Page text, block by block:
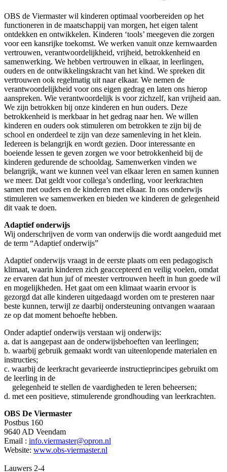
OBS de Viermaster wil kinderen optimaal voorbereiden op het
functioneren in de maatschappij van morgen, het eigen talent
ontdekken en ontwikkelen. Kinderen ‘tools’ meegeven die zorgen
voor een kansrijke toekomst. We werken vanuit onze kernwaarden
vertrouwen, verantwoordelijkheid, vrijheid, betrokkenheid en
samenwerking. We hebben vertrouwen in elkaar, in leerlingen,
ouders en de ontwikkelingskracht van het kind. We spreken dit
vertrouwen ook regelmatig uit naar elkaar. We nemen de
verantwoordelijkheid voor ons eigen gedrag en laten ons hierop
aanspreken. Wie verantwoordelijk is voor zichzelf, kan vrijheid aan.
We zijn betrokken bij onze kinderen en hun ouders. Deze
betrokkenheid is merkbaar in het gedrag naar hen. We willen
kinderen en ouders ook stimuleren om betrokken te zijn bij de
school en onderdeel te zijn van deze samenleving in het klein.
Iedereen is belangrijk en wordt gezien. Door interessante en
boeiende lessen te geven zorgen we voor betrokkenheid bij de
kinderen gedurende de schooldag. Samenwerken vinden we
belangrijk, want we kunnen veel van elkaar leren en samen kunnen
we meer. Dat geldt voor collega’s onderling, voor leerkrachten
samen met ouders en de kinderen met elkaar. In ons onderwijs
stimuleren we samenwerken en bieden we kinderen de gelegenheid
dit vaak te doen.
Adaptief onderwijs
Wij onderschrijven de vorm van onderwijs die wordt aangeduid met
de term “Adaptief onderwijs”
Adaptief onderwijs vraagt in de eerste plaats om een pedagogisch
klimaat, waarin kinderen zich geaccepteerd en veilig voelen, omdat
ze ervaren dat hun juf of meester vertrouwen heeft in hun goede wil
en mogelijkheden. Het gaat om een klimaat waarin ervoor is
gezorgd dat alle kinderen uitgedaagd worden om te presteren naar
beste kunnen, terwijl ze daarbij ondersteuning ontvangen waaraan
ze op dat moment behoefte hebben.
Onder adaptief onderwijs verstaan wij onderwijs:
a. dat is aangepast aan de onderwijsbehoeften van leerlingen;
b. waarbij gebruik gemaakt wordt van uiteenlopende materialen en
instructies;
c. waarbij de leerkracht gevarieerde instructieprincipes gebruikt om
de leerling in de
gelegenheid te stellen de vaardigheden te leren beheersen;
d. met een positieve, stimulerende grondhouding van leerkrachten.
OBS De Viermaster
Postbus 160
9640 AD Veendam
Email : info.viermaster@opron.nl
Website: www.obs-viermaster.nl
Lauwers 2-4